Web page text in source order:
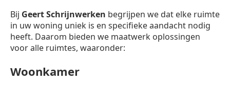
Bij Geert Schrijnwerken begrijpen we dat elke ruimte
in uw woning uniek is en specifieke aandacht nodig
heeft. Daarom bieden we maatwerk oplossingen
voor alle ruimtes, waaronder:
Woonkamer